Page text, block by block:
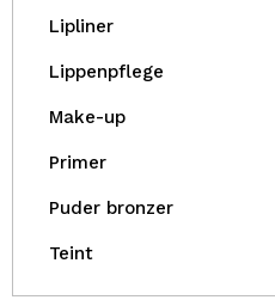
Lipliner
Lippenpflege
Make-up
Primer
Puder bronzer
Teint